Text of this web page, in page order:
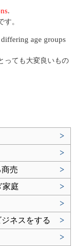
.
。
age groups
っても大変良いもの
>
>
売
>
家庭
>
>
ネスをする
>
>